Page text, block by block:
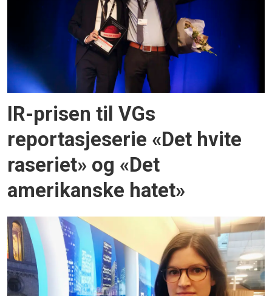
IR-prisen til VGs
reportasjeserie «Det hvite
raseriet» og «Det
amerikanske hatet»